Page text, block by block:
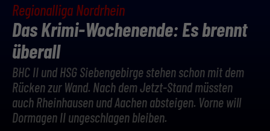
Regionalliga Nordrhein
Das Krimi-Wochenende: Es brennt
überall
BHC II und HSG Siebengebirge stehen schon mit dem
Rücken zur Wand. Nach dem Jetzt-Stand müssten
auch Rheinhausen und Aachen absteigen. Vorne will
Dormagen II ungeschlagen bleiben.